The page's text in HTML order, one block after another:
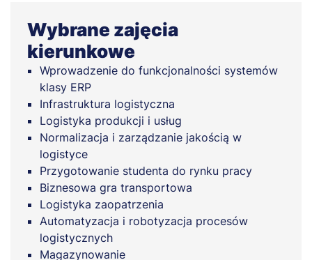
Wybrane zajęcia
kierunkowe
Wprowadzenie do funkcjonalności systemów
klasy ERP
Infrastruktura logistyczna
Logistyka produkcji i usług
Normalizacja i zarządzanie jakością w
logistyce
Przygotowanie studenta do rynku pracy
Biznesowa gra transportowa
Logistyka zaopatrzenia
Automatyzacja i robotyzacja procesów
logistycznych
Magazynowanie